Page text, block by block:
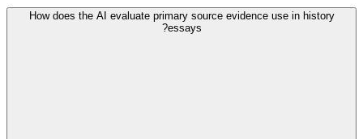
How does the AI evaluate primary source evidence use in history
essays?